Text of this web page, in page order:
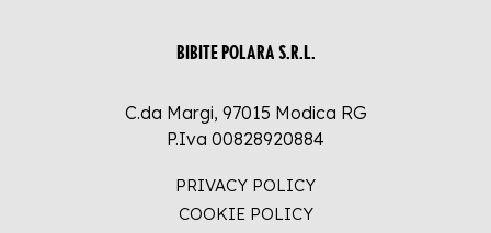
BIBITE POLARA S.R.L.
C.da Margi, 97015 Modica RG
P.Iva 00828920884
PRIVACY POLICY
COOKIE POLICY